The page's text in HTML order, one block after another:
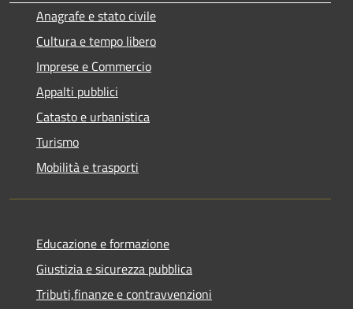
Anagrafe e stato civile
Cultura e tempo libero
Imprese e Commercio
Appalti pubblici
Catasto e urbanistica
Turismo
Mobilità e trasporti
Educazione e formazione
Giustizia e sicurezza pubblica
Tributi,finanze e contravvenzioni